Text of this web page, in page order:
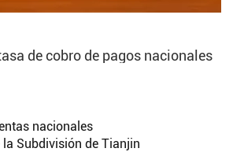
de cobro de pagos nacionales
nacionales
la Subdivisión de Tianjin